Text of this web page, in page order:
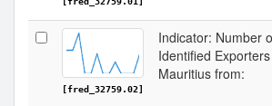
[fred_32759.02]
Indicator: Number
Identified
Mauritius from: